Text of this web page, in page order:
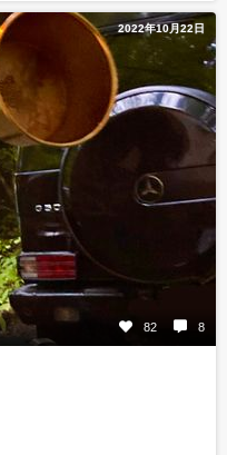
2022年10月22日
82 8